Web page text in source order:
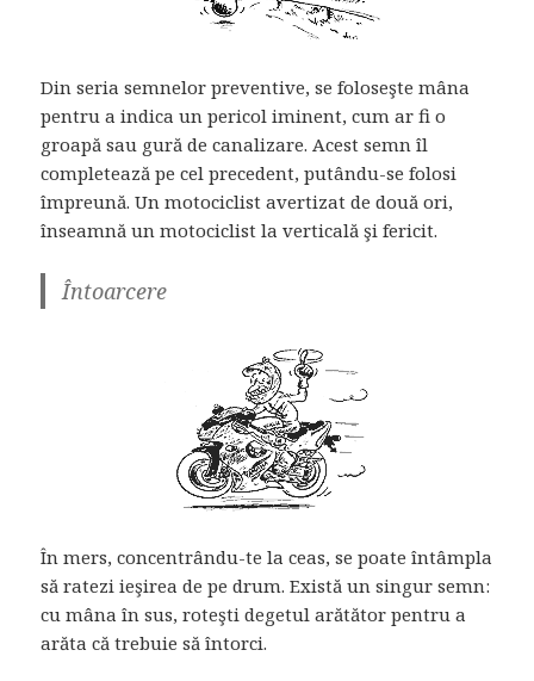
Din seria semnelor preventive, se foloseşte mâna
pentru a indica un pericol iminent, cum ar fi o
groapă sau gură de canalizare. Acest semn îl
completează pe cel precedent, putându-se folosi
împreună. Un motociclist avertizat de două ori,
înseamnă un motociclist la verticală şi fericit.
Întoarcere
În mers, concentrându-te la ceas, se poate întâmpla
să ratezi ieşirea de pe drum. Există un singur semn:
cu mâna în sus, roteşti degetul arătător pentru a
arăta că trebuie să întorci.